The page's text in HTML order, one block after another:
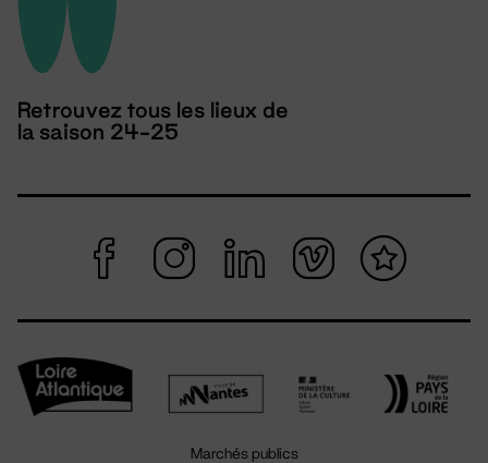
Retrouvez tous les lieux de
la saison 24-25
Marchés publics